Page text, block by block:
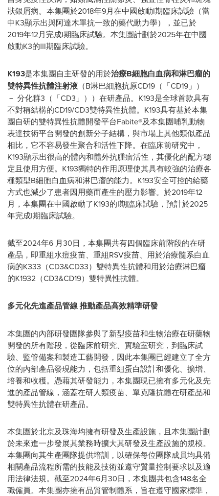
狀銀屑病。本集團於2018年9月在中國啟動I期臨床試驗（當
中K3顯示出與阿達木單抗一致的藥代動力學），並已於
2019年12月完成I期臨床試驗。本集團計劃於2025年在中國
啟動K3的III期臨床試驗。
K193是本集團自主研發的用於治療B細胞白血病和淋巴瘤的
雙特異性抗體注射液 （B淋巴細胞抗原CD19（「CD19」）
－ 分化群3（「CD3」））在研產品。K193是全球首款具有
不對稱結構的CD19/CD3雙特異性抗體。K193具有基於本集
團自研的雙特異性抗體開發平台Fabite®及本集團哺乳動物
表達技術平台開發的創新分子結構，與市場上其他類似產品
相比，它不容易發生聚合和活性下降。在臨床前研究中，
K193顯示出很高的體內和體外抗腫瘤活性，其優化的配方穩
定且使用方便。K193獨特的作用原理使其具有較強的治療各
種類型B細胞白血病和淋巴瘤的能力。K193安全可控的給藥
方式也減少了患者因用藥而產生的壓力影響。於2019年12
月，本集團在中國啟動了K193的I期臨床試驗，預計於2025
年完成I期臨床試驗。
截至2024年6 月30日，本集團共有四個臨床前階段的在研
產品，即重組水痘疫苗、重組RSV疫苗、用於治療髓系白血
病的K333（CD3&CD33）雙特異性抗體和用於治療淋巴瘤
的K1932（CD3&CD19）雙特異性抗體。
多元化先進產品管線推動產品高效精準研發
本集團的內部研發團隊參與了新型疫苗和生物治療在研藥物
開發的所有階段，從臨床前研究、實驗室研究，到臨床試
驗、監管備案和製造工藝開發，因此本集團已經建立了全方
位的內部產品發現能力，包括重組蛋白設計和優化、擴增、
培養和收穫。憑藉其研發能力，本集團現已擁有多元化及先
進的產品管線，涵蓋在研人類疫苗、單克隆抗體在研產品和
雙特異性抗體在研產品。
本集團於北京及珠海均擁有研發及生產設施，且本集團計劃
於未來進一步發展其業務時擴大其研發及生產設施的規模。
本集團向其生產團隊提供培訓，以確保每位團隊成員均具備
相關產品流程所需的技能及技術並遵守質量控制要求以及適
用法律法規。截至2024年6月30日，本集團共包含148名全
職僱員。本集團亦擁有品質管制體系，旨在遵守國家標準，